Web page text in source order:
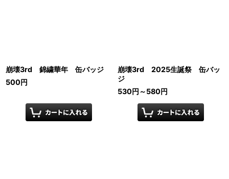
崩壊3rd 錦繍華年 缶バッジ
500円
崩壊3rd 2025生誕祭 缶バッ
ジ
530円 ～580円